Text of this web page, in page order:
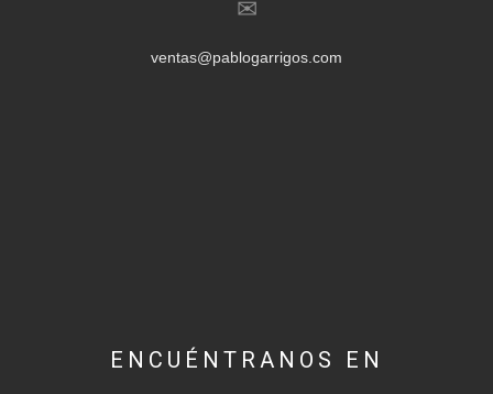
ventas@pablogarrigos.com
ENCUÉNTRANOS EN